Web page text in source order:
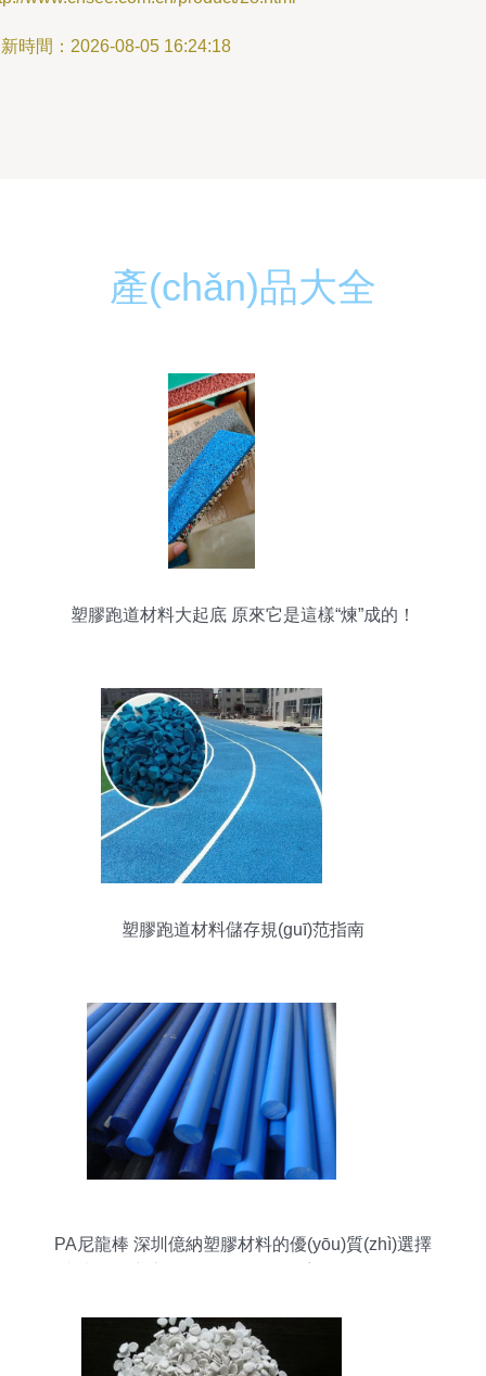
時間：2026-08-05 16:24:18
產(chǎn)品大全
塑膠跑道材料大起底 原來它是這樣“煉”成的！
塑膠跑道材料儲存規(guī)范指南
PA尼龍棒 深圳億納塑膠材料的優(yōu)質(zhì)選擇